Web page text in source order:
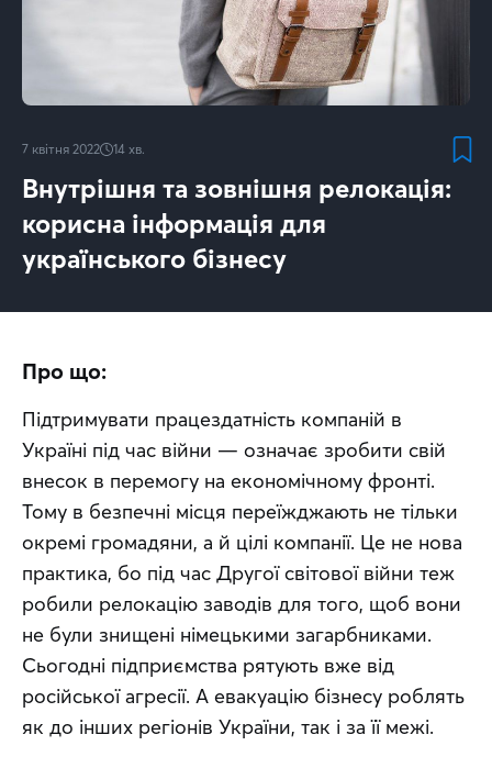
7 квітня 2022 14 хв.
Внутрішня та зовнішня релокація:
корисна інформація для
українського бізнесу
Про що:
Підтримувати працездатність компаній в
Україні під час війни — означає зробити свій
внесок в перемогу на економічному фронті.
Тому в безпечні місця переїжджають не тільки
окремі громадяни, а й цілі компанії. Це не нова
практика, бо під час Другої світової війни теж
робили релокацію заводів для того, щоб вони
не були знищені німецькими загарбниками.
Сьогодні підприємства рятують вже від
російської агресії. А евакуацію бізнесу роблять
як до інших регіонів України, так і за її межі.